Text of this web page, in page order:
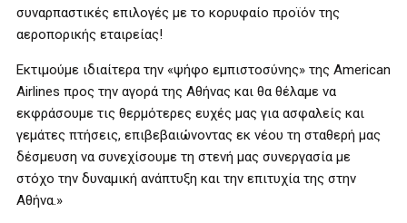
συναρπαστικές επιλογές με το κορυφαίο προϊόν της
αεροπορικής εταιρείας!
Εκτιμούμε ιδιαίτερα την «ψήφο εμπιστοσύνης» της American
Airlines προς την αγορά της Αθήνας και θα θέλαμε να
εκφράσουμε τις θερμότερες ευχές μας για ασφαλείς και
γεμάτες πτήσεις, επιβεβαιώνοντας εκ νέου τη σταθερή μας
δέσμευση να συνεχίσουμε τη στενή μας συνεργασία με
στόχο την δυναμική ανάπτυξη και την επιτυχία της στην
Αθήνα.»